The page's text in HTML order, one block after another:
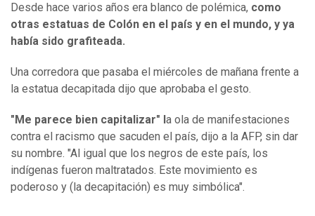
Desde hace varios años era blanco de polémica, como
otras estatuas de Colón en el país y en el mundo, y ya
había sido grafiteada.
Una corredora que pasaba el miércoles de mañana frente a
la estatua decapitada dijo que aprobaba el gesto.
"Me parece bien capitalizar" l a ola de manifestaciones
contra el racismo que sacuden el país, dijo a la AFP, sin dar
su nombre. "Al igual que los negros de este país, los
indígenas fueron maltratados. Este movimiento es
poderoso y (la decapitación) es muy simbólica".